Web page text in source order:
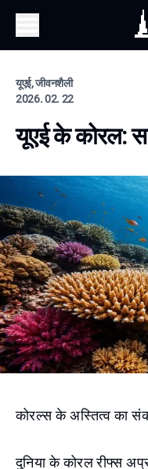
यूएई, जीवनशैली
2026. 02. 22
यूएई के कोरल:
कोरल्स के अस्तित्व का
दुनिया के कोरल रीफ्स